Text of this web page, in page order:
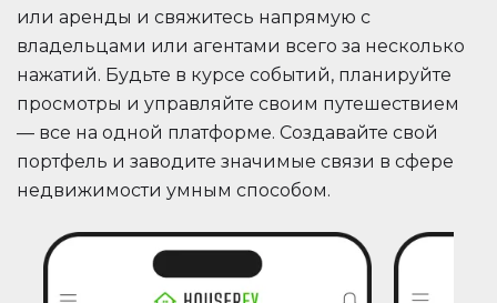
или аренды и свяжитесь напрямую с
владельцами или агентами всего за несколько
нажатий. Будьте в курсе событий, планируйте
просмотры и управляйте своим путешествием
— все на одной платформе. Создавайте свой
портфель и заводите значимые связи в сфере
недвижимости умным способом.